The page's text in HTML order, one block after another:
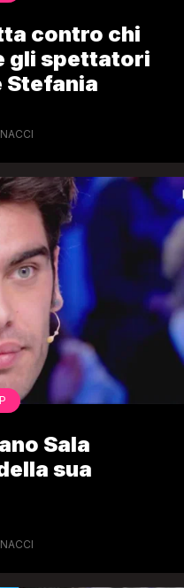
contro chi
gli spettatori
Stefania
Sala
sua